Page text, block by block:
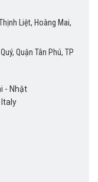
Liệt, Hoàng Mai,
Quận Tân Phú, TP
- Nhật